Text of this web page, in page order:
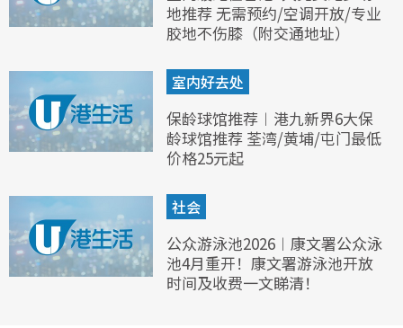
地推荐 无需预约/空调开放/专业
胶地不伤膝（附交通地址）
室内好去处
保龄球馆推荐︱港九新界6大保
龄球馆推荐 荃湾/黄埔/屯门最低
价格25元起
社会
公众游泳池2026︱康文署公众泳
池4月重开！康文署游泳池开放
时间及收费一文睇清！